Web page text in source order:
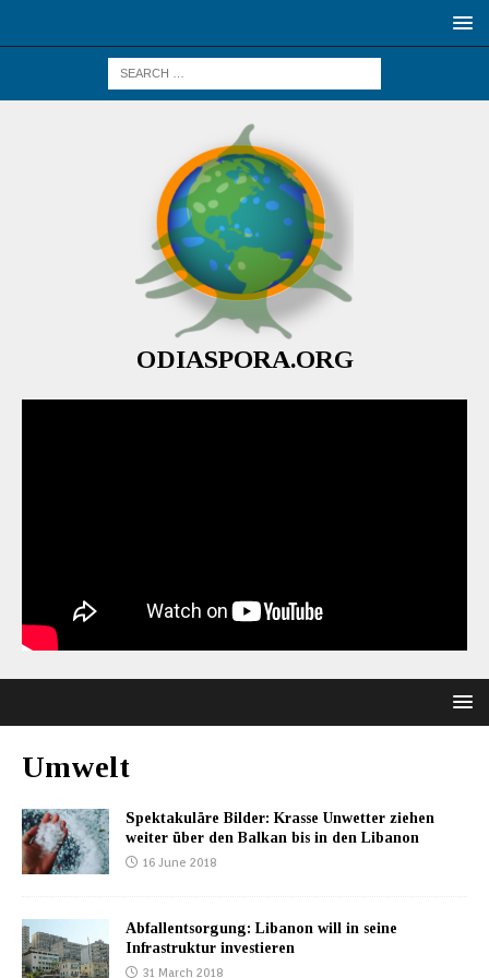
ODIASPORA.ORG
Umwelt
Spektakuläre Bilder: Krasse Unwetter ziehen
weiter über den Balkan bis in den Libanon
16 June 2018
Abfallentsorgung: Libanon will in seine
Infrastruktur investieren
31 March 2018